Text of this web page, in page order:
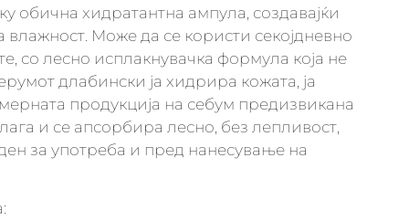
обична хидратантна ампула, создавајќи
влажност. Може да се користи секојдневно
со лесно исплакнувачка формула која не
длабински ја хидрира кожата, ја
продукција на себум предизвикана
и се апсорбира лесно, без лепливост,
за употреба и пред нанесување на